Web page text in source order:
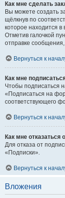
Как мне сделать
Вы можете создать
щёлкнув по
которое находится
Отметив галочкой
отправке
Вернуться к
Как мне
Чтобы подписаться
«Подписаться на
соответствующего
Вернуться к
Как мне отказаться
Для отказа от
«Подписки».
Вернуться к
Вложения